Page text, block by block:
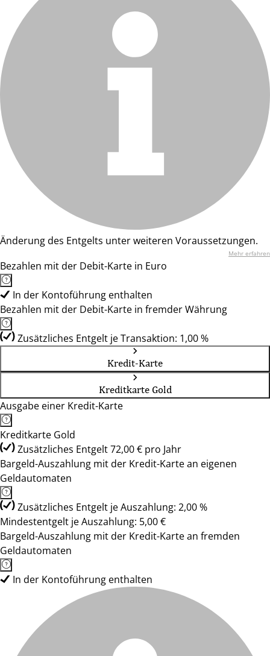
Änderung des Entgelts unter weiteren Voraussetzungen.
Mehr erfahren
Bezahlen mit der Debit-Karte in Euro
In der Kontoführung enthalten
Bezahlen mit der Debit-Karte in fremder Währung
Zusätzliches Entgelt je Transaktion: 1,00 %
Kredit-Karte
Kreditkarte Gold
Ausgabe einer Kredit-Karte
Kreditkarte Gold
Zusätzliches Entgelt 72,00 € pro Jahr
Bargeld-Auszahlung mit der Kredit-Karte an eigenen
Geldautomaten
Zusätzliches Entgelt je Auszahlung: 2,00 %
Mindestentgelt je Auszahlung: 5,00 €
Bargeld-Auszahlung mit der Kredit-Karte an fremden
Geldautomaten
In der Kontoführung enthalten